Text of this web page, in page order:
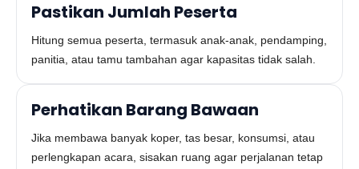
Pastikan Jumlah Peserta
Hitung semua peserta, termasuk anak-anak, pendamping,
panitia, atau tamu tambahan agar kapasitas tidak salah.
Perhatikan Barang Bawaan
Jika membawa banyak koper, tas besar, konsumsi, atau
perlengkapan acara, sisakan ruang agar perjalanan tetap